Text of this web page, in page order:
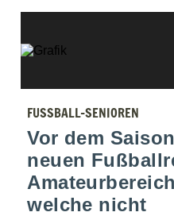
FUSSBALL-SENIOREN
Vor dem
neuen
welche nicht